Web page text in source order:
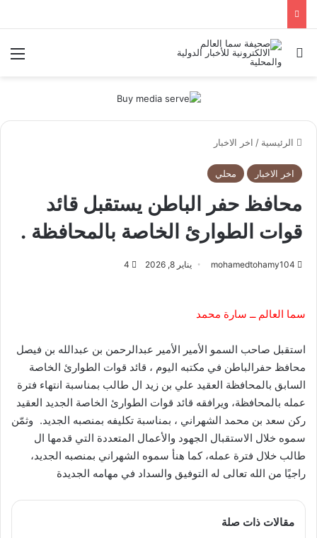
بحث عن
الرئيسية / اخر الاخبار
اخر الاخبار محلي
محافظ حفر الباطن يستقبل قائد
قوات الطوارئ الخاصة بالمحافظة .
mohamedtohamy104 يناير 8, 2026 4
سما العالم ــ سارة محمد
استقبل صاحب السمو الأمير الأمير عبدالرحمن بن عبدالله بن فيصل
محافظ حفرالباطن في مكتبه اليوم ، قائد قوات الطوارئ الخاصة
السابق بالمحافظة العقيد علي بن زيد ال طالب بمناسبة انتهاء فترة
عمله بالمحافظة، ويرافقه قائد قوات الطوارئ الخاصة الجديد العقيد
ركن سعد بن محمد الشهراني ، بمناسبة تكليفه بمنصبه الجديد. وثمّن
سموه خلال الاستقبال الجهود والأعمال المتعددة التي قدمها ال
طالب خلال فترة عمله، كما هنأ سموه الشهراني بمنصبه الجديد،
راجيًا من الله تعالى له التوفيق والسداد في مهامه الجديدة
مقالات ذات صلة